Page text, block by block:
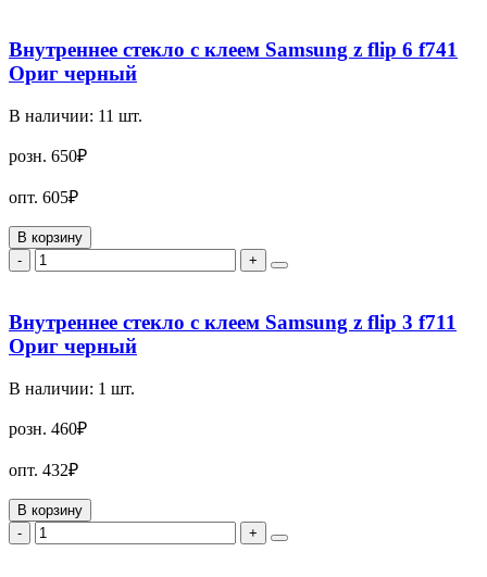
Внутреннее стекло с клеем Samsung z flip 6 f741
Ориг черный
В наличии: 11 шт.
розн. 650₽
опт. 605₽
В корзину
-
+
Внутреннее стекло с клеем Samsung z flip 3 f711
Ориг черный
В наличии: 1 шт.
розн. 460₽
опт. 432₽
В корзину
-
+